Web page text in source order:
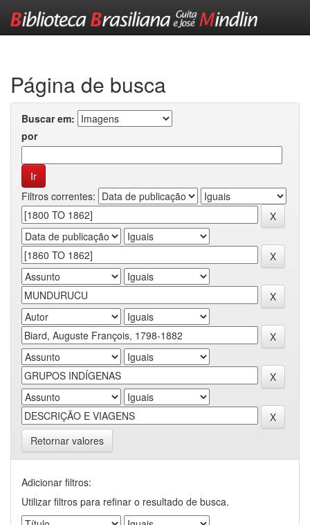
Página de busca
Buscar em:
por
Filtros correntes:
Retornar valores
Adicionar filtros:
Utilizar filtros para refinar o resultado de busca.